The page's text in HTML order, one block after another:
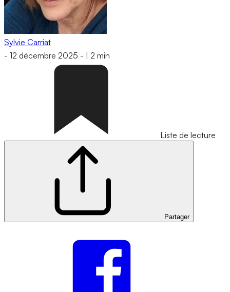
Sylvie Carriat
- 12 décembre 2025 - 2 min
Liste de lecture
Partager